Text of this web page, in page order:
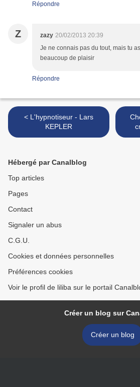
Répondre
Z zazy 20/02/2013 20:39
Je ne connais pas du tout, mais tu
beaucoup de plaisir
Répondre
< L'hypnotiseur - Lars
KEPLER
Hébergé par Canalblog
Top articles
Pages
Contact
Signaler un abus
C.G.U.
Cookies et données personnelles
Préférences cookies
Voir le profil de liliba sur le portail
Créer un blog sur
Créer un blog